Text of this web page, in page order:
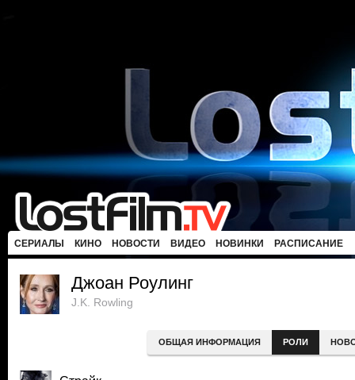
СЕРИАЛЫ КИНО НОВОСТИ ВИДЕО НОВИНКИ РАСПИСАНИЕ
Джоан Роулинг
J.K. Rowling
ОБЩАЯ ИНФОРМАЦИЯ РОЛИ